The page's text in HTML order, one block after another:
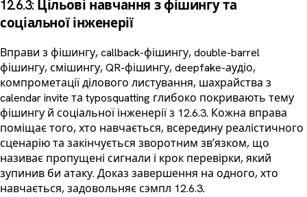
12.6.3: Цільові навчання з фішингу та
соціальної інженерії
Вправи з фішингу, callback-фішингу, double-barrel
фішингу, смішингу, QR-фішингу, deepfake-аудіо,
компрометації ділового листування, шахрайства з
calendar invite та typosquatting глибоко покривають тему
фішингу й соціальної інженерії з 12.6.3. Кожна вправа
поміщає того, хто навчається, всередину реалістичного
сценарію та закінчується зворотним звʼязком, що
називає пропущені сигнали і крок перевірки, який
зупинив би атаку. Доказ завершення на одного, хто
навчається, задовольняє сэмпл 12.6.3.